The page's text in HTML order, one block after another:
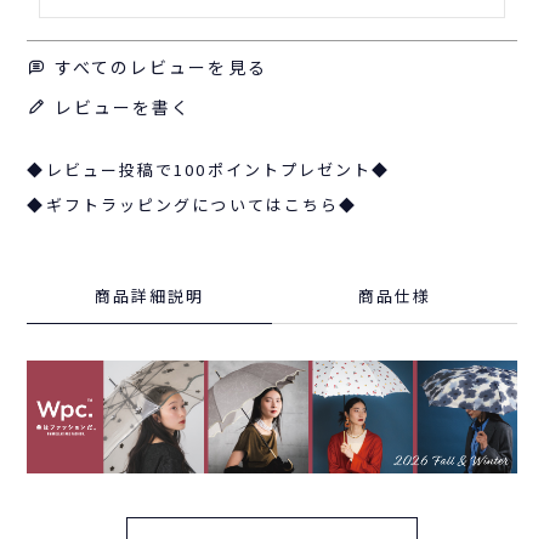
すべてのレビューを見る
レビューを書く
◆レビュー投稿で100ポイントプレゼント◆
◆ギフトラッピングについてはこちら◆
商品詳細説明 商品仕様